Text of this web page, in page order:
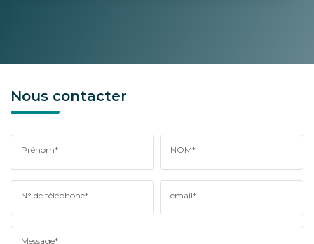
Nous contacter
Prénom* NOM*
N° de téléphone* email*
Message*